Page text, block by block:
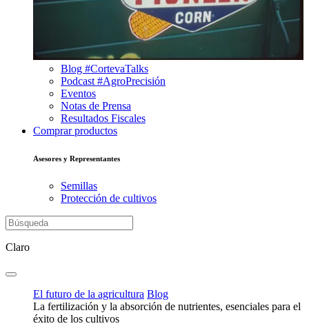
Blog #CortevaTalks
Podcast #AgroPrecisión
Eventos
Notas de Prensa
Resultados Fiscales
Comprar productos
Asesores y Representantes
Semillas
Protección de cultivos
Claro
El futuro de la agricultura Blog
La fertilización y la absorción de nutrientes, esenciales para el
éxito de los cultivos